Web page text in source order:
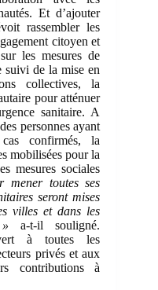
Et d’ajouter
rassembler les
citoyen et
les mesures de
de la mise en
collectives, la
pour atténuer
sanitaire. A
personnes ayant
confirmés, la
mobilisées pour la
mesures sociales
mener toutes ses
seront mises
villes et dans les
a-t-il souligné.
à toutes les
privés et aux
contributions à